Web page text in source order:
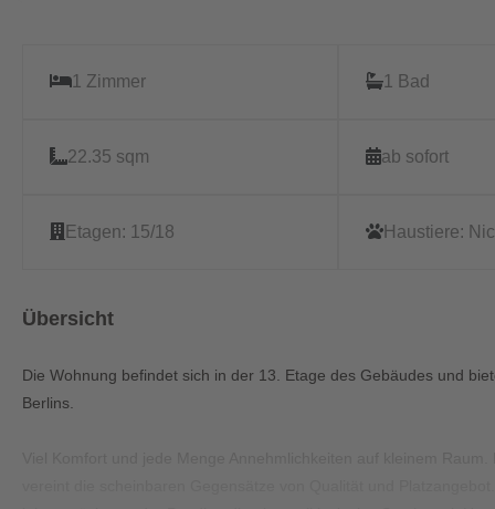
1 Zimmer 1 Bad
22.35 sqm ab sofort
Etagen: 15/18 Haustiere:
Übersicht
Die Wohnung befindet sich in der 13. Etage des Gebäudes und
Berlins.